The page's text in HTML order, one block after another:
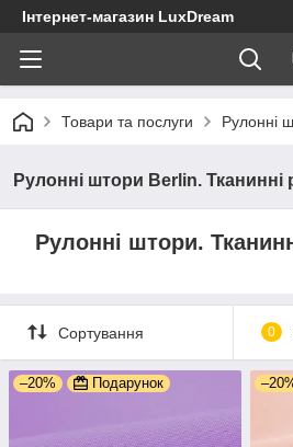
Інтернет-магазин LuxDream
Товари та послуги Рулонні
Рулонні штори Berlin. Тканинні
Рулонні штори.
Сортування 0
–20% Подарунок